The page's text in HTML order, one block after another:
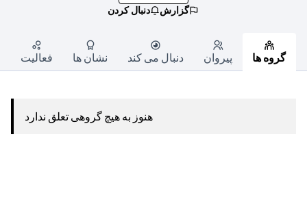
دنبال کردن
گزارش
فعالیت نشان ها دنبال می کند پیروان گروه ها
هنوز به هیچ گروهی تعلق ندارد